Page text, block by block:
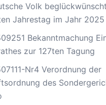
Volk
Jahrestag im Jahr 2025
Bekanntmachung
zur 127ten Tagung
Nr4 Verordnung der
des